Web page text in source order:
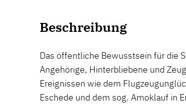
Beschreibung
Das öffentliche Bewusstsein für die
Angehörige, Hinterbliebene und
Ereignissen wie dem
Eschede und dem sog. Amoklauf in